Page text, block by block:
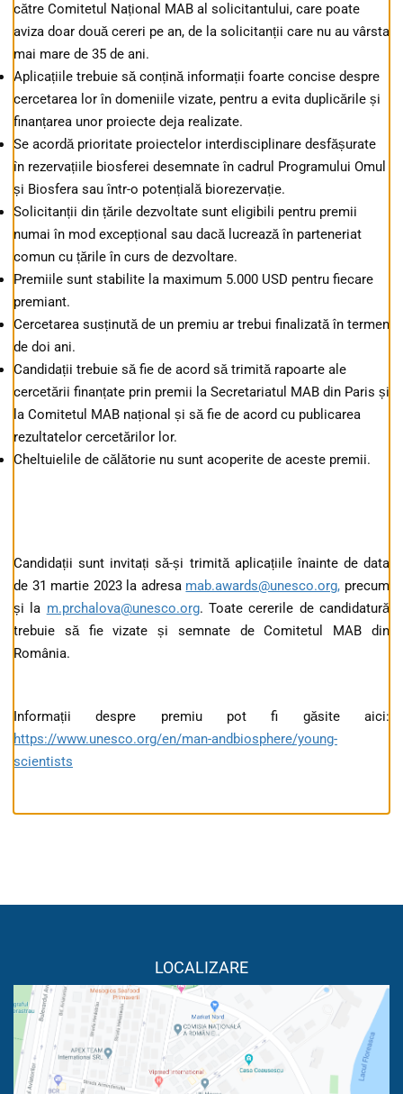
către Comitetul Național MAB al solicitantului, care poate
aviza doar două cereri pe an, de la solicitanții care nu au vârsta
mai mare de 35 de ani.
Aplicațiile trebuie să conțină informații foarte concise despre
cercetarea lor în domeniile vizate, pentru a evita duplicările și
finanțarea unor proiecte deja realizate.
Se acordă prioritate proiectelor interdisciplinare desfășurate
în rezervațiile biosferei desemnate în cadrul Programului Omul
și Biosfera sau într-o potențială biorezervație.
Solicitanții din țările dezvoltate sunt eligibili pentru premii
numai în mod excepțional sau dacă lucrează în parteneriat
comun cu țările în curs de dezvoltare.
Premiile sunt stabilite la maximum 5.000 USD pentru fiecare
premiant.
Cercetarea susținută de un premiu ar trebui finalizată în termen
de doi ani.
Candidații trebuie să fie de acord să trimită rapoarte ale
cercetării finanțate prin premii la Secretariatul MAB din Paris și
la Comitetul MAB național și să fie de acord cu publicarea
rezultatelor cercetărilor lor.
Cheltuielile de călătorie nu sunt acoperite de aceste premii.
Candidații sunt invitați să-și trimită aplicațiile înainte de data
de 31 martie 2023 la adresa mab.awards@unesco.org, precum
și la m.prchalova@unesco.org. Toate cererile de candidatură
trebuie să fie vizate și semnate de Comitetul MAB din
România.
Informații despre premiu pot fi găsite aici:
https://www.unesco.org/en/man-andbiosphere/young-
scientists
LOCALIZARE